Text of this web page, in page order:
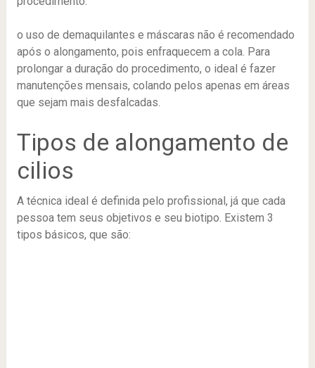
o uso de demaquilantes e máscaras não é recomendado
após o alongamento, pois enfraquecem a cola. Para
prolongar a duração do procedimento, o ideal é fazer
manutenções mensais, colando pelos apenas em áreas
que sejam mais desfalcadas.
Tipos de alongamento de
cilios
A técnica ideal é definida pelo profissional, já que cada
pessoa tem seus objetivos e seu biotipo. Existem 3
tipos básicos, que são: